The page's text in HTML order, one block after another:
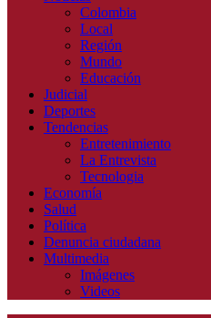
Colombia
Local
Región
Mundo
Educación
Judicial
Deportes
Tendencias
Entretenimiento
La Entrevista
Tecnologia
Economía
Salud
Política
Denuncia ciudadana
Multimedia
Imágenes
Videos